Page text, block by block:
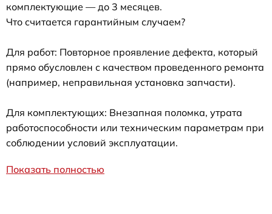
комплектующие — до 3 месяцев.
Что считается гарантийным случаем?
Для работ: Повторное проявление дефекта, который
прямо обусловлен с качеством проведенного ремонта
(например, неправильная установка запчасти).
Для комплектующих: Внезапная поломка, утрата
работоспособности или техническим параметрам при
соблюдении условий эксплуатации.
Показать полностью